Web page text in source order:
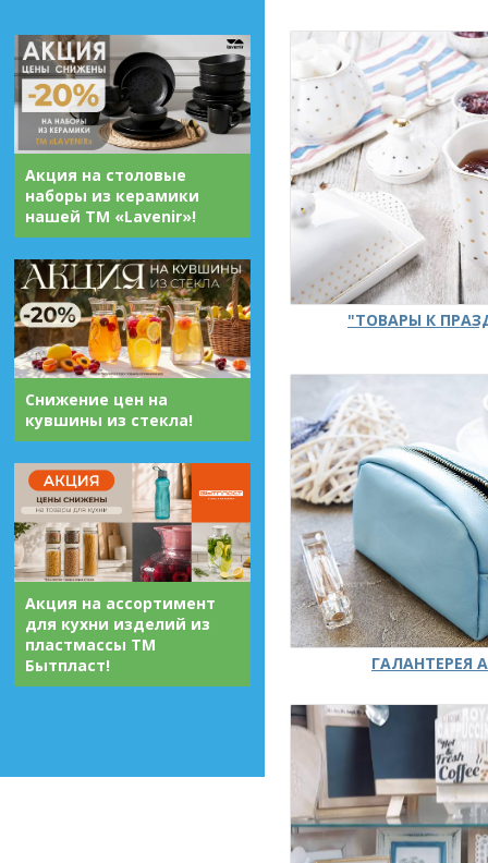
Акция на столовые
наборы из керамики
нашей ТМ «Lavenir»!
Снижение цен на
кувшины из стекла!
Акция на ассортимент
для кухни изделий из
пластмассы ТМ
Бытпласт!
"ТОВАРЫ К
ГАЛАНТЕРЕЯ